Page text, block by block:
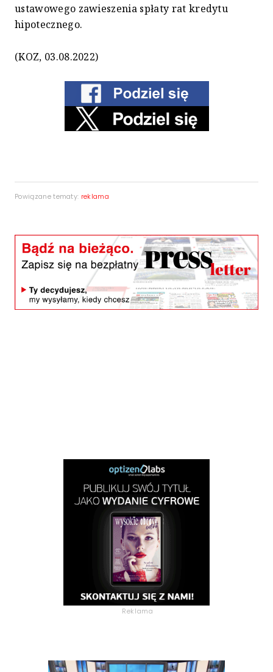
ustawowego zawieszenia spłaty rat kredytu
hipotecznego.
(KOZ, 03.08.2022)
Powiązane tematy: reklama
Reklama